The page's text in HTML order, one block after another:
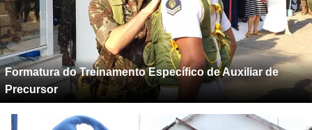
Formatura do Treinamento Específico de Auxiliar de
Precursor